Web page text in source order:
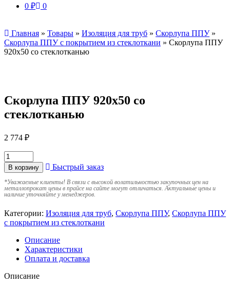
0 ₽ 0
Главная » Товары » Изоляция для труб » Скорлупа ППУ»
Скорлупа ППУ с покрытием из стеклоткани » Скорлупа ППУ
920х50 со стеклотканью
Скорлупа ППУ 920х50 со
стеклотканью
2 774 ₽
В корзину Быстрый заказ
*Уважаемые клиенты! В связи с высокой волатильностью закупочных цен на
металлопрокат цены в прайсе на сайте могут отличаться. Актуальные цены и
наличие уточняйте у менеджеров.
Категории: Изоляция для труб, Скорлупа ППУ, Скорлупа ППУ
с покрытием из стеклоткани
Описание
Характеристики
Оплата и доставка
Описание